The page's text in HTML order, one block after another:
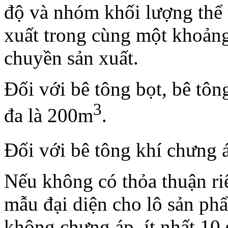
độ và nhóm khối lượng
xuất trong cùng một
chuyền sản xuất.
Đối với bê tông bọt, bê
đa là 200m3.
Đối với bê tông khí chưng
Nếu không có thỏa thuận
mẫu đại diện cho lô sản